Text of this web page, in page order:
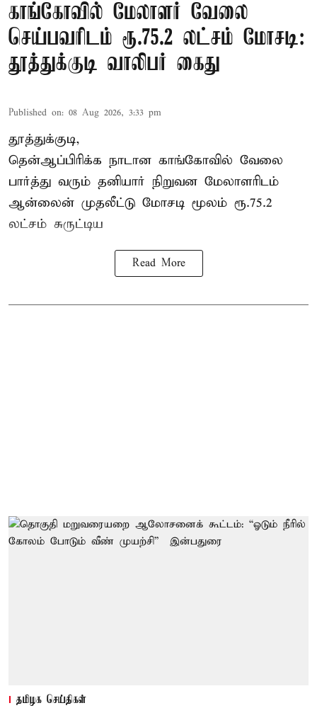
காங்கோவில் மேலாளர் வேலை
செய்பவரிடம் ரூ.75.2 லட்சம் மோசடி:
தூத்துக்குடி வாலிபர் கைது
Published on: 08 Aug 2026, 3:33 pm
தூத்துக்குடி,
தென்ஆப்பிரிக்க நாடான காங்கோவில் வேலை
பார்த்து வரும் தனியார் நிறுவன மேலாளரிடம்
ஆன்லைன் முதலீட்டு மோசடி மூலம் ரூ.75.2
லட்சம் சுருட்டிய
Read More
தமிழக செய்திகள்